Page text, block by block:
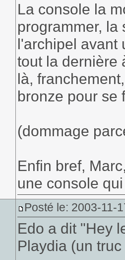
La console la
programmer, la
l'archipel avant
tout la dernière
là,
bronze pour se
(dommage
Enfin bref,
une console
Posté le: 2003-11-
Edo a dit "Hey
Playdia (un